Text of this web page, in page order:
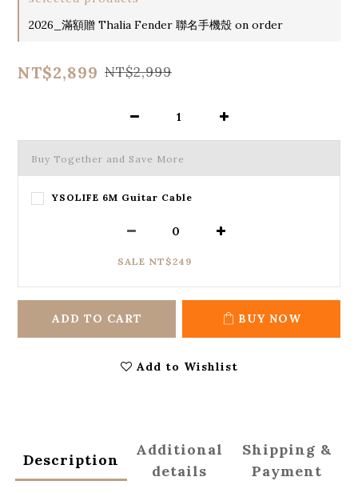
2026_滿額贈 Thalia Fender 聯名手機殼 on order
NT$2,899 NT$2,999
Buy Together and Save More
YSOLIFE 6M Guitar Cable
SALE NT$249
ADD TO CART BUY NOW
Add to Wishlist
Description
Additional
details
Shipping &
Payment